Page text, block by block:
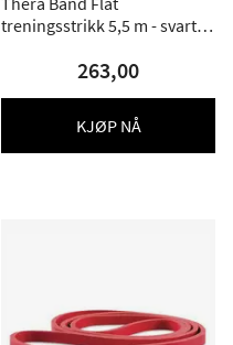
treningsstrikk 5,5 m - svart -
263,00
KJØP NÅ